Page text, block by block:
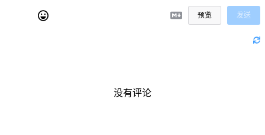
预览 发送
没有评论